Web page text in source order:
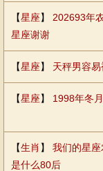
【星座】 202693年
星座谢谢
【星座】 天秤男容
【星座】 1998年冬
【生肖 】 我们的星
是什么80后